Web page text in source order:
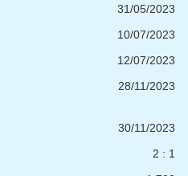
31/05/2023
10/07/2023
12/07/2023
28/11/2023
30/11/2023
2 : 1